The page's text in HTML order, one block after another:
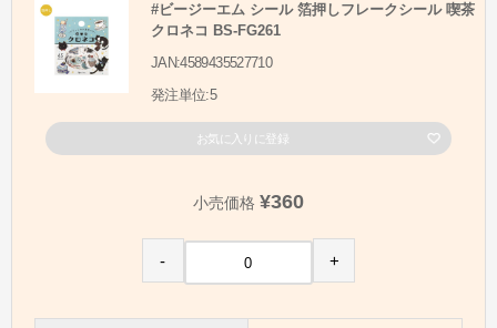
#ビージーエム シール 箔押しフレークシール 喫茶
クロネコ BS-FG261
JAN:4589435527710
発注単位:5
お気に入りに登録
小売価格 ¥360
- +